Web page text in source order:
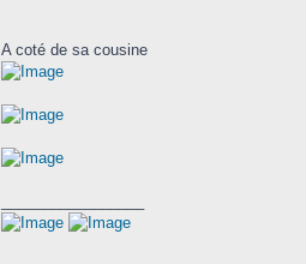
A coté de sa cousine